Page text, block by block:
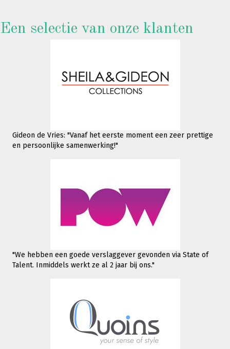
Een selectie van onze klanten
Gideon de Vries: "Vanaf het eerste moment een zeer prettige
en persoonlijke samenwerking!"
"We hebben een goede verslaggever gevonden via State of
Talent. Inmiddels werktze al 2 jaar bij ons."